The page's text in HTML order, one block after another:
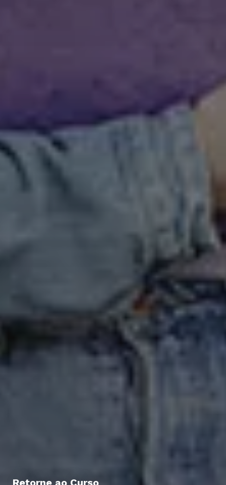
Retorne ao Curso